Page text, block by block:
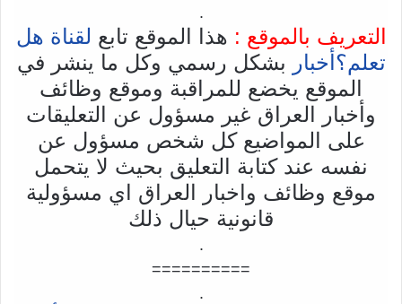
.
التعريف بالموقع : هذا الموقع تابع لقناة هل
تعلم؟أخبار بشكل رسمي وكل ما ينشر في
الموقع يخضع للمراقبة وموقع وظائف
وأخبار العراق غير مسؤول عن التعليقات
على المواضيع كل شخص مسؤول عن
نفسه عند كتابة التعليق بحيث لا يتحمل
موقع وظائف واخبار العراق اي مسؤولية
قانونية حيال ذلك
.
==========
.